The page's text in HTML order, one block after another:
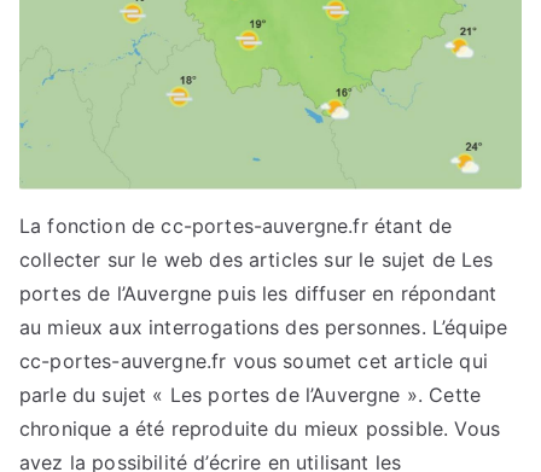
La fonction de cc-portes-auvergne.fr étant de
collecter sur le web des articles sur le sujet de Les
portes de l’Auvergne puis les diffuser en répondant
au mieux aux interrogations des personnes. L’équipe
cc-portes-auvergne.fr vous soumet cet article qui
parle du sujet « Les portes de l’Auvergne ». Cette
chronique a été reproduite du mieux possible. Vous
avez la possibilité d’écrire en utilisant les